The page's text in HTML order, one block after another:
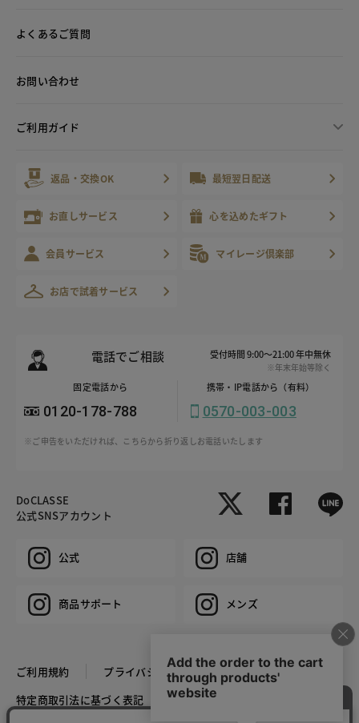
よくあるご質問
お問い合わせ
ご利用ガイド
返品・交換OK 最短翌日配送
お直しサービス 心を込めたギフト
会員サービス マイレージ倶楽部
お店で試着サービス
電話でご相談 受付時間 9:00～21:00 年中無休
※年末年始等除く
固定電話から
0120-178-788
携帯・IP電話から（有料）
0570-003-003
※ご申告をいただければ、こちらから折り返しお電話いたします
DoCLASSE
公式SNSアカウント
公式 店舗
商品サポート メンズ
ご利用規約
プライバシーポリシー
特定商取引法に基づく表記
推奨環境